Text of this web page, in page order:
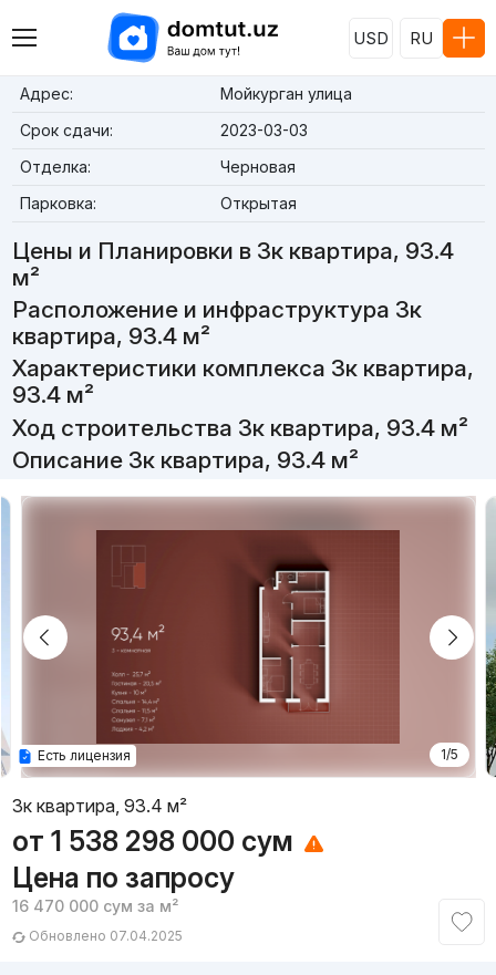
USD RU
Адрес:
Мойкурган улица
Срок сдачи:
2023-03-03
Отделка:
Черновая
Парковка:
Открытая
Цены и Планировки в 3к квартира, 93.4
м²
Расположение и инфраструктура 3к
квартира, 93.4 м²
Характеристики комплекса 3к квартира,
93.4 м²
Ход строительства 3к квартира, 93.4 м²
Описание 3к квартира, 93.4 м²
1/5
Есть лицензия
3к квартира, 93.4 м²
от 1 538 298 000 сум
Цена по запросу
16 470 000 сум за м²
Обновлено 07.04.2025